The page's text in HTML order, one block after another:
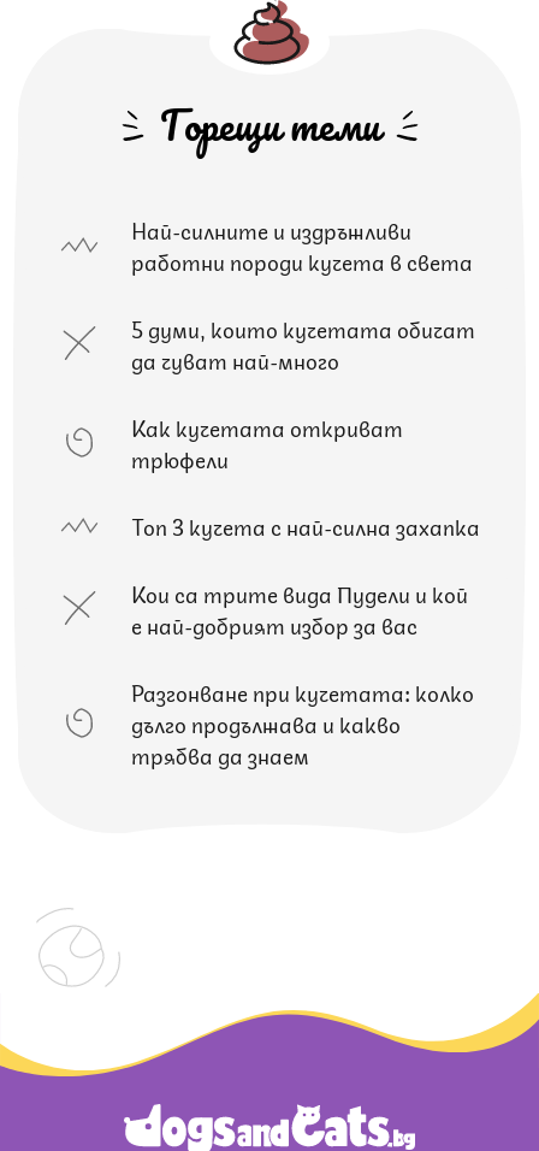
Горещи теми
Най-силните и издръжливи
работни породи кучета в света
5 думи, които кучетата обичат
да чуват най-много
Как кучетата откриват
трюфели
Топ 3 кучета с най-силна захапка
Кои са трите вида Пудели и кой
е най-добрият избор за вас
Разгонване при кучетата: колко
дълго продължава и какво
трябва да знаем